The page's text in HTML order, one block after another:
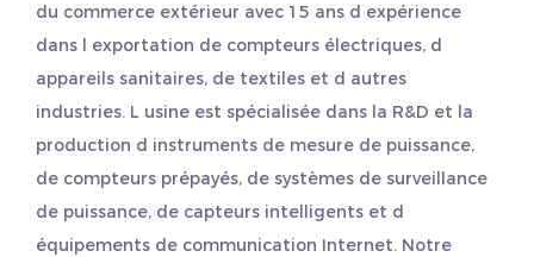
du commerce extérieur avec 15 ans d expérience
dans l exportation de compteurs électriques, d
appareils sanitaires, de textiles et d autres
industries. L usine est spécialisée dans la R&D et la
production d instruments de mesure de puissance,
de compteurs prépayés, de systèmes de surveillance
de puissance, de capteurs intelligents et d
équipements de communication Internet. Notre